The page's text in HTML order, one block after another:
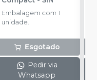
Embalagem com 1
unidade.
Esgotado
Pedir via
Whatsapp